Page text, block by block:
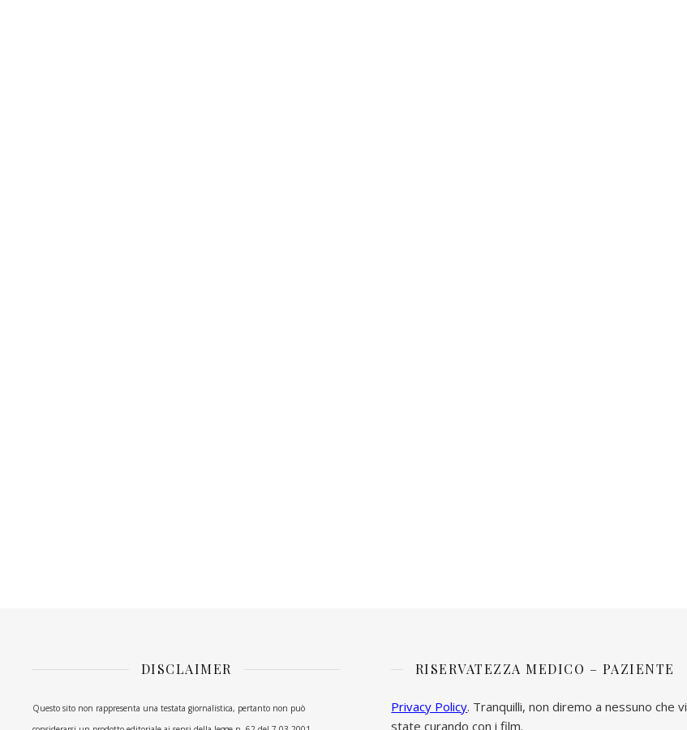
DISCLAIMER
Questo sito non rappresenta una testata giornalistica, pertanto non può
RISERVATEZZA MEDICO – PAZIENTE
Privacy Policy. Tranquilli, non diremo a nessuno che vi
state curando con i film.